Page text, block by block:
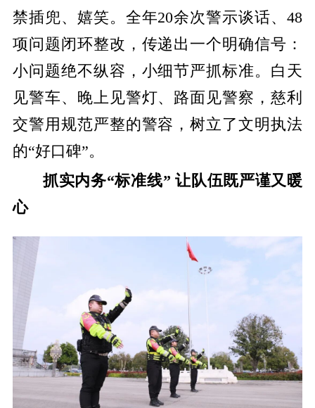
禁插兜、嬉笑。全年20余次警示谈话、48
项问题闭环整改，传递出一个明确信号：
小问题绝不纵容，小细节严抓标准。白天
见警车、晚上见警灯、路面见警察，慈利
交警用规范严整的警容，树立了文明执法
的“好口碑”。
抓实内务“标准线” 让队伍既严谨又暖
心